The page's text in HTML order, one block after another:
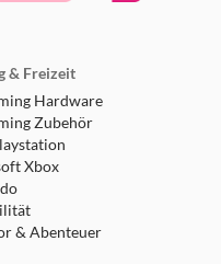
& Freizeit
Hardware
Zubehör
Xbox
& Abenteuer